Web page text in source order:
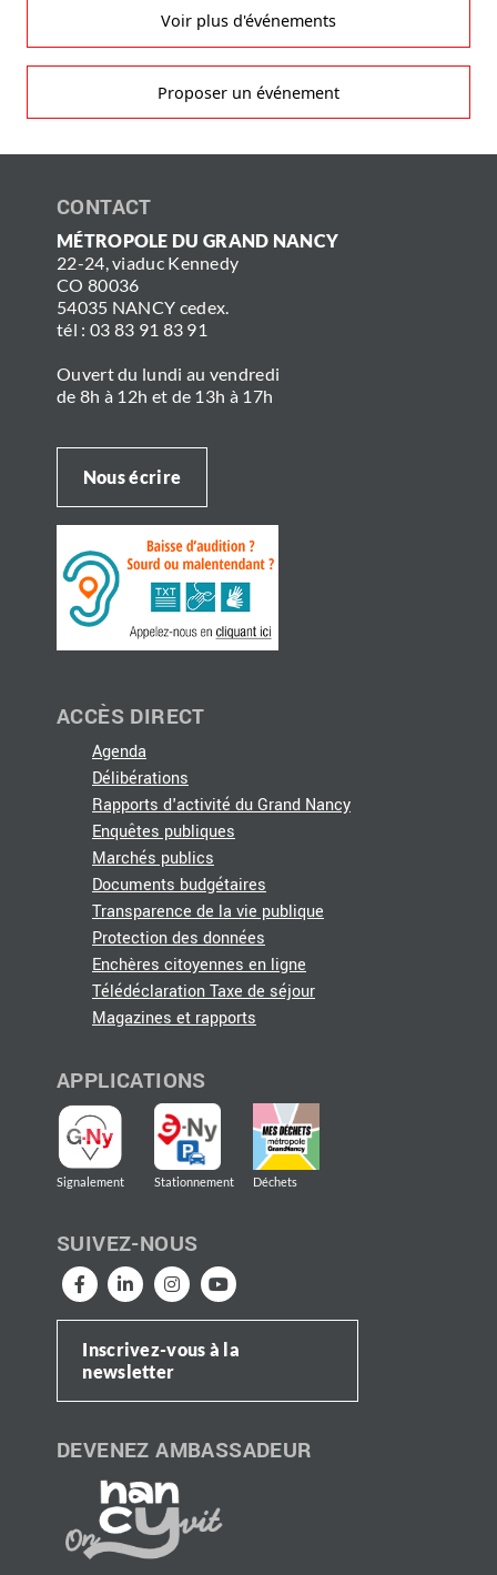
Voir plus d'événements
Proposer un événement
CONTACT
MÉTROPOLE DU GRAND NANCY
22-24, viaduc Kennedy
CO 80036
54035 NANCY cedex.
tél : 03 83 91 83 91
Ouvert du lundi au vendredi
de 8h à 12h et de 13h à 17h
Nous écrire
ACCÈS DIRECT
Agenda
Délibérations
Rapports d'activité du Grand Nancy
Enquêtes publiques
Marchés publics
Documents budgétaires
Transparence de la vie publique
Protection des données
Enchères citoyennes en ligne
Télédéclaration Taxe de séjour
Magazines et rapports
APPLICATIONS
Signalement Stationnement Déchets
SUIVEZ-NOUS
Inscrivez-vous à la
newsletter
DEVENEZ AMBASSADEUR